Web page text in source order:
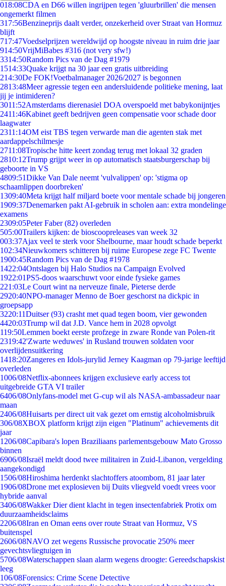
018:08CDA en D66 willen ingrijpen tegen 'gluurbrillen' die mensen
ongemerkt filmen
317:56Benzineprijs daalt verder, onzekerheid over Straat van Hormuz
blijft
717:47Voedselprijzen wereldwijd op hoogste niveau in ruim drie jaar
914:50VrijMiBabes #316 (not very sfw!)
3314:50Random Pics van de Dag #1979
1514:33Quake krijgt na 30 jaar een gratis uitbreiding
214:30De FOK!Voetbalmanager 2026/2027 is begonnen
2813:48Meer agressie tegen een andersluidende politieke mening, laat
jij je intimideren?
3011:52Amsterdams dierenasiel DOA overspoeld met babykonijntjes
2411:46Kabinet geeft bedrijven geen compensatie voor schade door
laagwater
2311:14OM eist TBS tegen verwarde man die agenten stak met
aardappelschilmesje
2711:08Tropische hitte keert zondag terug met lokaal 32 graden
2810:12Trump grijpt weer in op automatisch staatsburgerschap bij
geboorte in VS
4809:51Dikke Van Dale neemt 'vulvalippen' op: 'stigma op
schaamlippen doorbreken'
1309:40Meta krijgt half miljard boete voor mentale schade bij jongeren
1909:37Denemarken pakt AI-gebruik in scholen aan: extra mondelinge
examens
2309:05Peter Faber (82) overleden
505:00Trailers kijken: de bioscoopreleases van week 32
003:37Ajax veel te sterk voor Shelbourne, maar houdt schade beperkt
102:34Nieuwkomers schitteren bij ruime Europese zege FC Twente
1900:45Random Pics van de Dag #1978
1422:04Ontslagen bij Halo Studios na Campaign Evolved
1922:01PS5-doos waarschuwt voor einde fysieke games
221:03Le Court wint na nerveuze finale, Pieterse derde
2920:40NPO-manager Menno de Boer geschorst na dickpic in
groepsapp
3220:11Duitser (93) crasht met quad tegen boom, vier gewonden
4420:03Trump wil dat J.D. Vance hem in 2028 opvolgt
119:50Lemmen boekt eerste profzege in zware Ronde van Polen-rit
2319:42'Zwarte weduwes' in Rusland trouwen soldaten voor
overlijdensuitkering
1418:20Zangeres en Idols-jurylid Jerney Kaagman op 79-jarige leeftijd
overleden
1006/08Netflix-abonnees krijgen exclusieve early access tot
uitgebreide GTA VI trailer
6406/08Onlyfans-model met G-cup wil als NASA-ambassadeur naar
maan
2406/08Huisarts per direct uit vak gezet om ernstig alcoholmisbruik
306/08XBOX platform krijgt zijn eigen "Platinum" achievements dit
jaar
1206/08Capibara's lopen Braziliaans parlementsgebouw Mato Grosso
binnen
6906/08Israël meldt dood twee militairen in Zuid-Libanon, vergelding
aangekondigd
1506/08Hiroshima herdenkt slachtoffers atoombom, 81 jaar later
1906/08Drone met explosieven bij Duits vliegveld voedt vrees voor
hybride aanval
3406/08Wakker Dier dient klacht in tegen insectenfabriek Protix om
duurzaamheidsclaims
2206/08Iran en Oman eens over route Straat van Hormuz, VS
buitenspel
2606/08NAVO zet wegens Russische provocatie 250% meer
gevechtsvliegtuigen in
5706/08Waterschappen slaan alarm wegens droogte: Gereedschapskist
leeg
106/08Forensics: Crime Scene Detective